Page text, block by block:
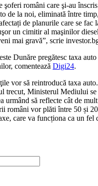
şoferi români care şi-au
de la noi, eliminată între
de planurile care se fac
un cimitir al maşinilor
mai gravă”, scrie
Dunăre pregătesc taxa
comentează Digi24.
vor să reintroducă taxa
trecut, Ministerul Mediului se
urmând să reflecte cât de
români vor plăti între 50 și
care va funcționa ca un fel